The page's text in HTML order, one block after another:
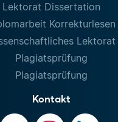
Lektorat Dissertation
Korrekturlesen
Lektorat
Plagiatsprüfung
Plagiatsprüfung
Kontakt